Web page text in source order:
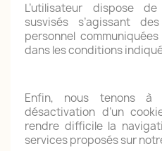
L’utilisateur dispose
susvisés s’agissant
personnel
dans les conditions
Enfin, nous tenons à
désactivation d’un
rendre difficile la
services proposés sur